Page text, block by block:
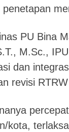
penetapan
PU Bina
M.Sc.,
dan
revisi
kota,